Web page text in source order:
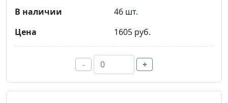
46 шт.
1605 руб.
- +